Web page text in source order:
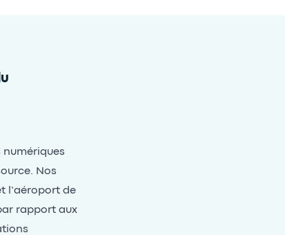
numériques
Nos
l’aéroport de
rapport aux